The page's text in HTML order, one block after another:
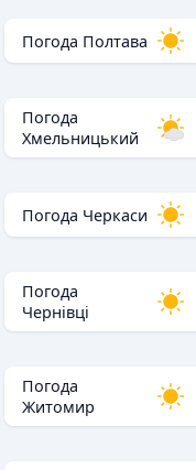
Погода Полтава
Погода
Хмельницький
Погода Черкаси
Погода
Чернівці
Погода
Житомир